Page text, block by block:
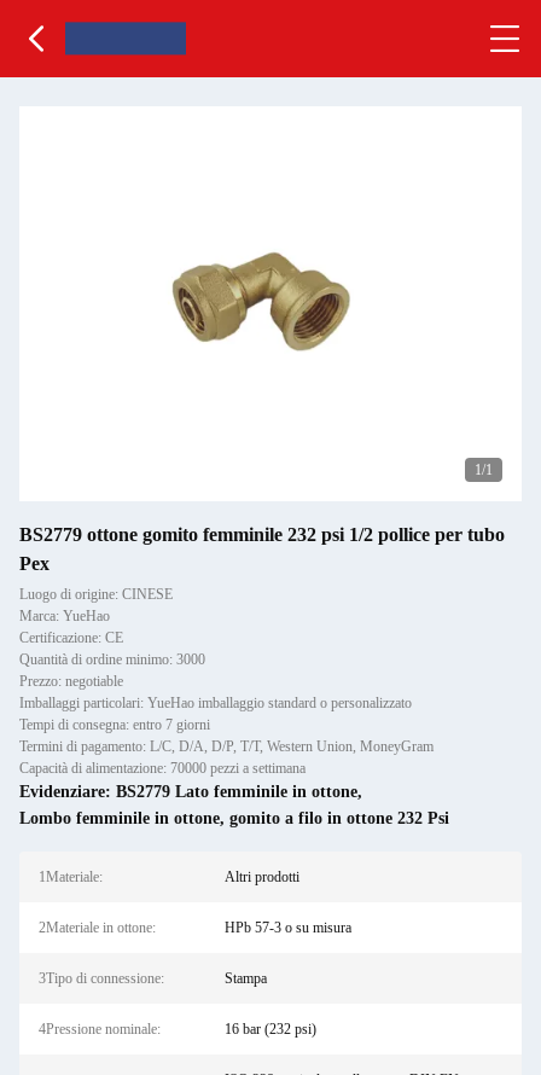
1/1
BS2779 ottone gomito femminile 232 psi 1/2 pollice per tubo
Pex
Luogo di origine: CINESE
Marca: YueHao
Certificazione: CE
Quantità di ordine minimo: 3000
Prezzo: negotiable
Imballaggi particolari: YueHao imballaggio standard o personalizzato
Tempi di consegna: entro 7 giorni
Termini di pagamento: L/C, D/A, D/P, T/T, Western Union, MoneyGram
Capacità di alimentazione: 70000 pezzi a settimana
Evidenziare: BS2779 Lato femminile in ottone,
Lombo femminile in ottone, gomito a filo in ottone 232 Psi
1Materiale: Altri prodotti
2Materiale in ottone: HPb 57-3 o su misura
3Tipo di connessione: Stampa
4Pressione nominale: 16 bar (232 psi)